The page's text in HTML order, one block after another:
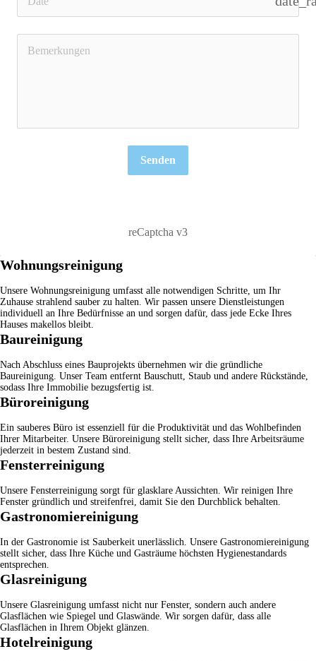
Senden
reCaptcha v3
Wohnungsreinigung
Unsere Wohnungsreinigung umfasst alle notwendigen Schritte, um Ihr
Zuhause strahlend sauber zu halten. Wir passen unsere Dienstleistungen
individuell an Ihre Bedürfnisse an und sorgen dafür, dass jede Ecke Ihres
Hauses makellos bleibt.
Baureinigung
Nach Abschluss eines Bauprojekts übernehmen wir die gründliche
Baureinigung . Unser Team entfernt Bauschutt, Staub und andere Rückstände,
sodass Ihre Immobilie bezugsfertig ist.
Büroreinigung
Ein sauberes Büro ist essenziell für die Produktivität und das Wohlbefinden
Ihrer Mitarbeiter. Unsere Büroreinigung stellt sicher, dass Ihre Arbeitsräume
jederzeit in bestem Zustand sind.
Fensterreinigung
Unsere Fensterreinigung sorgt für glasklare Aussichten. Wir reinigen Ihre
Fenster gründlich und streifenfrei, damit Sie den Durchblick behalten.
Gastronomiereinigung
In der Gastronomie ist Sauberkeit unerlässlich. Unsere Gastronomiereinigung
stellt sicher, dass Ihre Küche und Gasträume höchsten Hygienestandards
entsprechen.
Glasreinigung
Unsere Glasreinigung umfasst nicht nur Fenster, sondern auch andere
Glasflächen wie Spiegel und Glaswände. Wir sorgen dafür, dass alle
Glasflächen in Ihrem Objekt glänzen.
Hotelreinigung